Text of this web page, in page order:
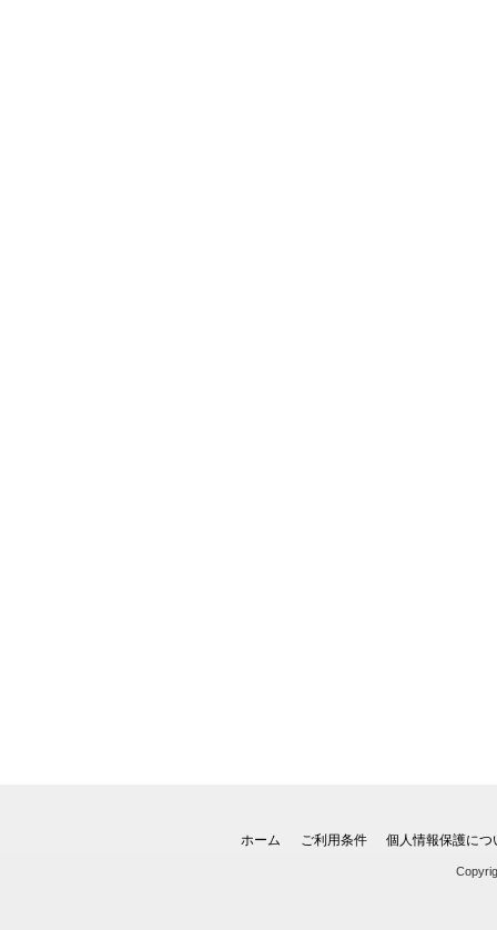
ホーム ご利用条件 個人情報保護につ